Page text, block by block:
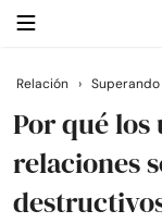
Buscar
Casarse
Relación ›
Por qué
relaciones